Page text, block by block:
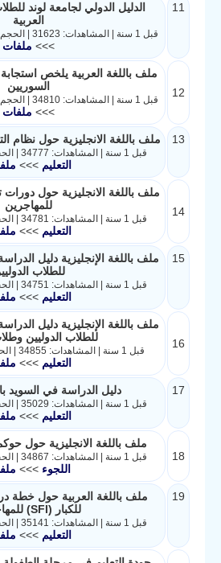
11
العربية
قبل 1 سنة | المشاهدات: 31623 | الحجم: 1.6MB
>>> ملفات
12
ملف باللغة العربية يلخص استجابة
السوريين
قبل 1 سنة | المشاهدات: 34810 | الحجم: 1.4MB
>>> ملفات
13 ملف باللغة الانجليزية حول نظام
قبل 1 سنة | المشاهدات: 34777 | الحجم: 366.7KB
التعليم>>>
14
ملف باللغة الانجليزية حول دورات
للمهاجرين
قبل 1 سنة | المشاهدات: 34781 | الحجم: 235.4KB
التعليم>>>
15
ملف باللغة الإنجليزية دليل
للطلاب
قبل 1 سنة | المشاهدات: 34751 | الحجم: 509.1KB
التعليم>>>
16
ملف باللغة الإنجليزية دليل
للطلاب الدوليين
قبل 1 سنة | المشاهدات: 34855 | الحجم: 12.5MB
التعليم>>>
17 دليل الدراسة في السويد
قبل 1 سنة | المشاهدات: 35029 | الحجم: 637.5KB
التعليم>>>
18
ملف باللغة الانجليزية حول
قبل 1 سنة | المشاهدات: 34867 | الحجم: 405.7KB
اللجوء >>>
19
ملف باللغة العربية حول خطة
للكبار (SFI) للمهاجرين
قبل 1 سنة | المشاهدات: 35141 | الحجم: 321.6KB
التعليم>>>